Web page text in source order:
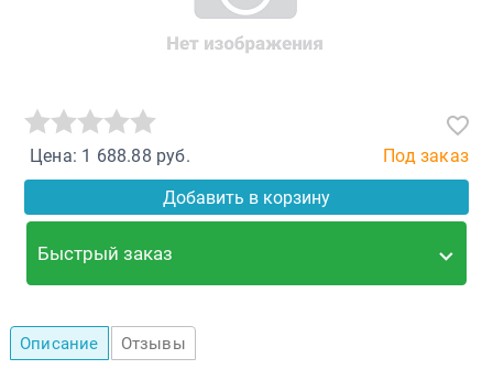
Цена: 1 688.88 руб.
Под заказ
Добавить в корзину
Быстрый заказ
Описание Отзывы